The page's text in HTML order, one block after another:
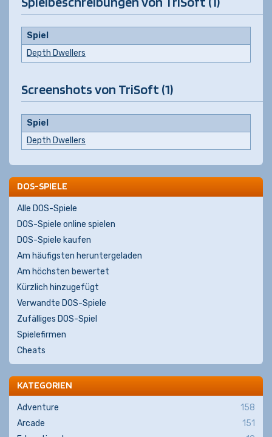
Spiel
Depth Dwellers
Screenshots von TriSoft (1)
Spiel
Depth Dwellers
DOS-SPIELE
Alle DOS-Spiele
DOS-Spiele online spielen
DOS-Spiele kaufen
Am häufigsten heruntergeladen
Am höchsten bewertet
Kürzlich hinzugefügt
Verwandte DOS-Spiele
Zufälliges DOS-Spiel
Spielefirmen
Cheats
KATEGORIEN
Adventure
158
Arcade
151